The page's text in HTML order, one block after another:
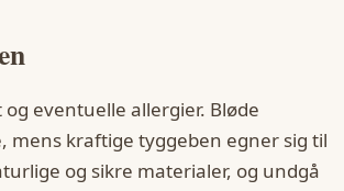
eventuelle allergier. Bløde
kraftige tyggeben egner sig til
og sikre materialer, og undgå